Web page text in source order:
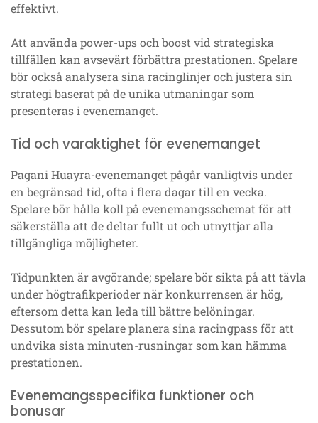
effektivt.
Att använda power-ups och boost vid strategiska
tillfällen kan avsevärt förbättra prestationen. Spelare
bör också analysera sina racinglinjer och justera sin
strategi baserat på de unika utmaningar som
presenteras i evenemanget.
Tid och varaktighet för evenemanget
Pagani Huayra-evenemanget pågår vanligtvis under
en begränsad tid, ofta i flera dagar till en vecka.
Spelare bör hålla koll på evenemangsschemat för att
säkerställa att de deltar fullt ut och utnyttjar alla
tillgängliga möjligheter.
Tidpunkten är avgörande; spelare bör sikta på att tävla
under högtrafikperioder när konkurrensen är hög,
eftersom detta kan leda till bättre belöningar.
Dessutom bör spelare planera sina racingpass för att
undvika sista minuten-rusningar som kan hämma
prestationen.
Evenemangsspecifika funktioner och
bonusar